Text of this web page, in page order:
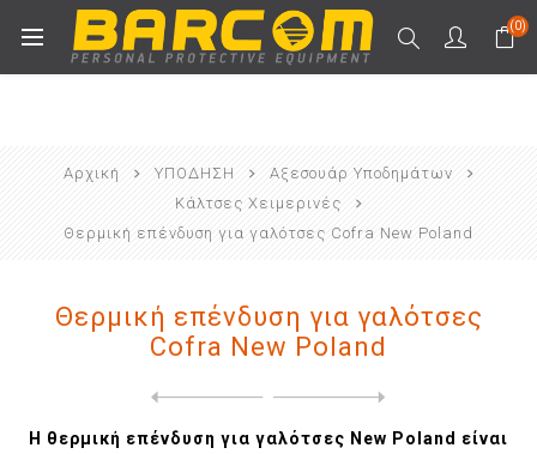
(0)
Αρχική ΥΠΟΔΗΣΗ
Αξεσουάρ Υποδημάτων
Κάλτσες Χειμερινές
Θερμική επένδυση για γαλότσες Cofra New Poland
Θερμική επένδυση για γαλότσες
Cofra New Poland
Η θερμική επένδυση για γαλότσες New Poland είναι